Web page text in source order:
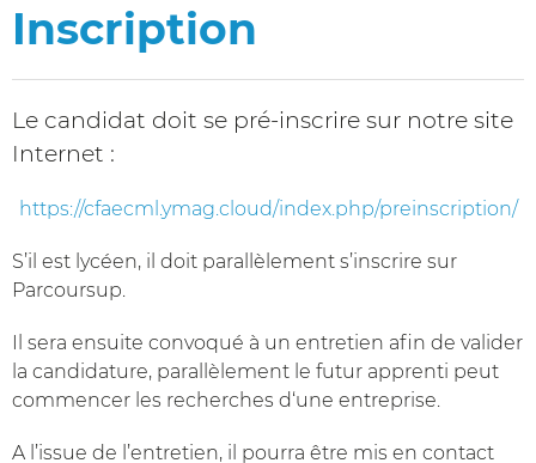
Inscription
Le candidat doit se pré-inscrire sur notre site
Internet :
https://cfaecml.ymag.cloud/index.php/preinscription/
S’il est lycéen, il doit parallèlement s’inscrire sur
Parcoursup.
Il sera ensuite convoqué à un entretien afin de valider
la candidature, parallèlement le futur apprenti peut
commencer les recherches d‘une entreprise.
A l’issue de l’entretien, il pourra être mis en contact